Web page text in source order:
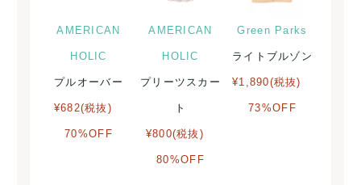
AMERICAN
HOLIC
プルオーバー
¥682(税抜)
70%OFF
AMERICAN
HOLIC
プリーツスカー
ト
¥800(税抜)
80%OFF
Green Parks
ライトブルゾン
¥1,890(税抜)
73%OFF